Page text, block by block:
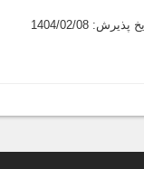
پذیرش: 1404/02/08